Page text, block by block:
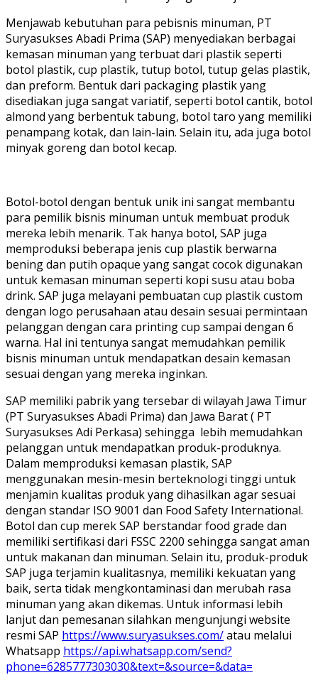
Menjawab kebutuhan para pebisnis minuman, PT
Suryasukses Abadi Prima (SAP) menyediakan berbagai
kemasan minuman yang terbuat dari plastik seperti
botol plastik, cup plastik, tutup botol, tutup gelas plastik,
dan preform. Bentuk dari packaging plastik yang
disediakan juga sangat variatif, seperti botol cantik, botol
almond yang berbentuk tabung, botol taro yang memiliki
penampang kotak, dan lain-lain. Selain itu, ada juga botol
minyak goreng dan botol kecap.
Botol-botol dengan bentuk unik ini sangat membantu
para pemilik bisnis minuman untuk membuat produk
mereka lebih menarik. Tak hanya botol, SAP juga
memproduksi beberapa jenis cup plastik berwarna
bening dan putih opaque yang sangat cocok digunakan
untuk kemasan minuman seperti kopi susu atau boba
drink. SAP juga melayani pembuatan cup plastik custom
dengan logo perusahaan atau desain sesuai permintaan
pelanggan dengan cara printing cup sampai dengan 6
warna. Hal ini tentunya sangat memudahkan pemilik
bisnis minuman untuk mendapatkan desain kemasan
sesuai dengan yang mereka inginkan.
SAP memiliki pabrik yang tersebar di wilayah Jawa Timur
(PT Suryasukses Abadi Prima) dan Jawa Barat ( PT
Suryasukses Adi Perkasa) sehingga lebih memudahkan
pelanggan untuk mendapatkan produk-produknya.
Dalam memproduksi kemasan plastik, SAP
menggunakan mesin-mesin berteknologi tinggi untuk
menjamin kualitas produk yang dihasilkan agar sesuai
dengan standar ISO 9001 dan Food Safety International.
Botol dan cup merek SAP berstandar food grade dan
memiliki sertifikasi dari FSSC 2200 sehingga sangat aman
untuk makanan dan minuman. Selain itu, produk-produk
SAP juga terjamin kualitasnya, memiliki kekuatan yang
baik, serta tidak mengkontaminasi dan merubah rasa
minuman yang akan dikemas. Untuk informasi lebih
lanjut dan pemesanan silahkan mengunjungi website
resmi SAP https://www.suryasukses.com/atau melalui
Whatsapp https://api.whatsapp.com/send?
phone=6285777303030&text=&source=&data=